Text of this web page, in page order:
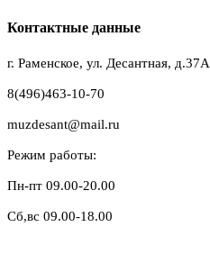
Контактные данные
г. Раменское, ул. Десантная, д.37A
8(496)463-10-70
muzdesant@mail.ru
Режим работы:
Пн-пт 09.00-20.00
Сб,вс 09.00-18.00